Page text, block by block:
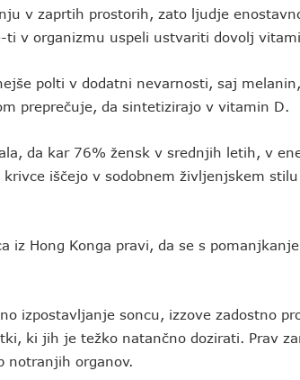
v zaprtih prostorih, zato ljudje
ti v organizmu uspeli ustvariti dovolj
polti v dodatni nevarnosti, saj
preprečuje, da sintetizirajo v vitamin D.
da kar 76% žensk v srednjih letih, v
krivce iščejo v sodobnem življenjskem
iz Hong Konga pravi, da se s
izpostavljanje soncu, izzove zadostno
ki jih je težko natančno dozirati. Prav
notranjih organov.